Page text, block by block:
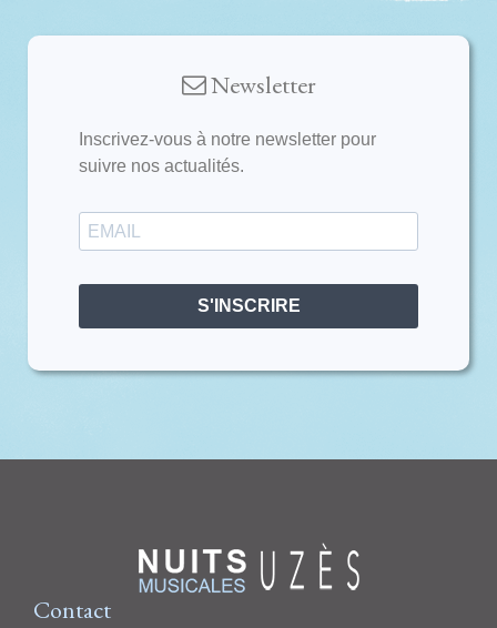
Newsletter
Inscrivez-vous à notre newsletter pour
suivre nos actualités.
S'INSCRIRE
Contact